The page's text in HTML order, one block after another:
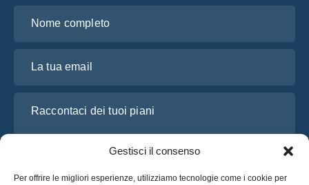
Gestisci il consenso
Per offrire le migliori esperienze, utilizziamo tecnologie come i cookie per